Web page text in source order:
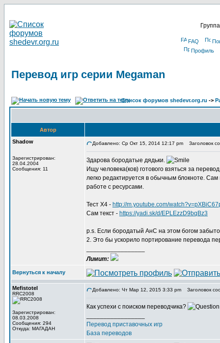
FAQ
Профиль
Перевод игр серии Megaman
Список форумов shedevr.org.ru ->
Автор
Shadow
Зарегистрирован:
28.04.2004
Сообщения: 11
Добавлено: Ср Окт 15, 2014 12:17 pm Заголовок
Здарова бородатые дядьки.
Ищу человека(ков) готового взяться за
легко редактируется в обычным блокноте.
работе с ресурсами.
Тест X4 - http://m.youtube.com/
Сам текст - https://yadi.sk/d/EPLEzzD9bqBz3
p.s. Если бородатый АнС на этом богом
2. Это бы ускорило портирование перевода
Лимит:
Вернуться к началу
Mefistotel
RRC2008
Зарегистрирован:
08.03.2008
Сообщения: 294
Откуда: МАГАДАН
Добавлено: Чт Мар 12, 2015 3:33 pm Заголовок
Как успехи с поиском переводчика?
Перевод приставочных игр
База переводов